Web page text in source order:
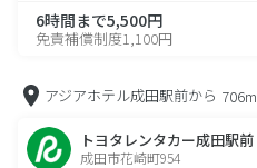
6時間まで5,500円
免責補償制度1,100円
アジアホテル成田駅前から 706m
トヨタレンタカー成田駅前
成田市花崎町954